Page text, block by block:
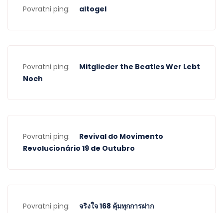
Povratni ping: altogel
Povratni ping:
Mitglieder the Beatles Wer Lebt
Noch
Povratni ping:
Revival do Movimento
Revolucionário 19 de Outubro
Povratni ping: จริงใจ 168 คุ้มทุกการฝาก